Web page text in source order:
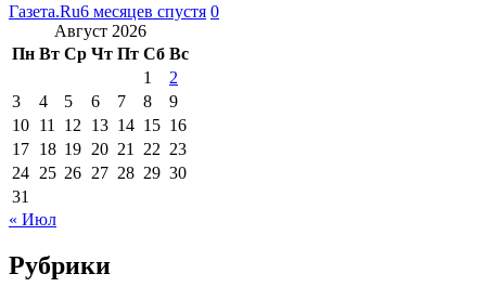
Газета.Ru6 месяцев спустя 0
Август 2026
Пн Вт Ср Чт Пт Сб Вс
1
2
3
4 5 6 7 8
9
10 11 12 13 14 15 16
17 18 19 20 21 22 23
24 25 26 27 28 29 30
31
« Июл
Рубрики